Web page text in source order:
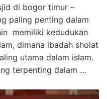
di bogor timur –
paling penting dalam
memiliki kedudukan
dimana ibadah sholat
utama dalam islam.
terpenting dalam …